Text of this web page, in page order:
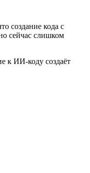
создание кода с
сейчас слишком
к ИИ-коду создаёт